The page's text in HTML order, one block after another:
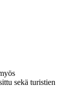
sekä turistien